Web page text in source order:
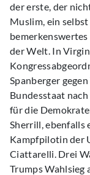
der erste, der
Muslim, ein
der Welt. In
Spanberger
Bundesstaat
für die
Sherrill, ebenfalls
Kampfpilotin der
Ciattarelli. Drei
Trumps Wahlsieg